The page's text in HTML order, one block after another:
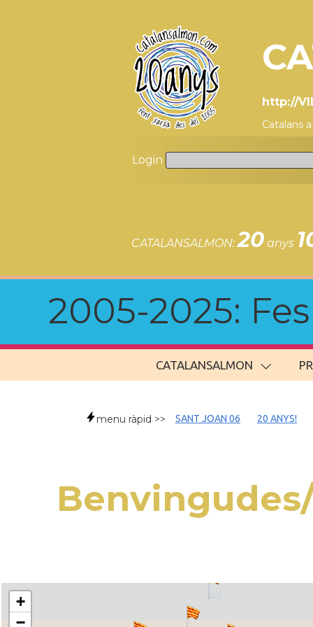
http://
Catalans
Login
CATALANSALMON:20 anys
2005-2025:
CATALANSALMON
menu ràpid >> SANT JOAN 06 20 ANYS!
+
−